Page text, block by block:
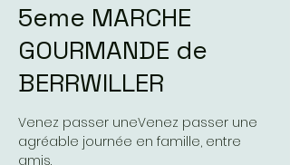
5eme MARCHE
GOURMANDE de
BERRWILLER
Venez passer uneVenez passer une
agréable journée en famille, entre
amis.